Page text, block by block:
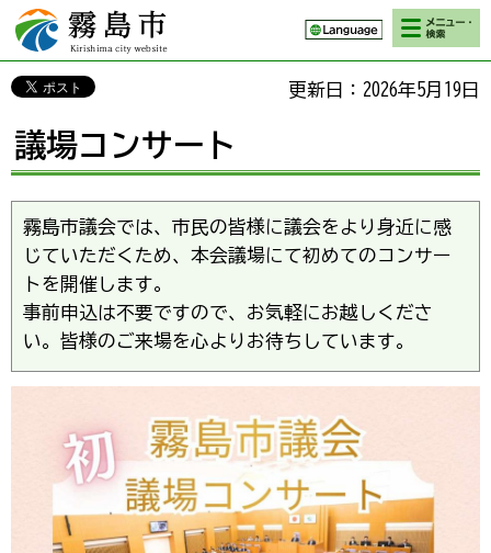
霧島市 Kirishima
city website
検索・メニ
ュー
更新日：2026年5月19日
議場コンサート
霧島市議会では、市民の皆様に議会をより身近に感
じていただくため、本会議場にて初めてのコンサー
トを開催します。
事前申込は不要ですので、お気軽にお越しくださ
い。皆様のご来場を心よりお待ちしています。